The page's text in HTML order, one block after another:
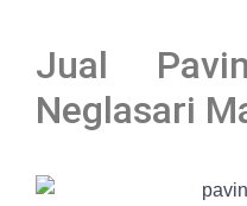
Jual
Neglasari